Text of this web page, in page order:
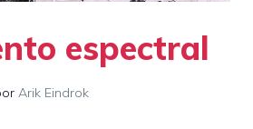
espectral
Arik Eindrok